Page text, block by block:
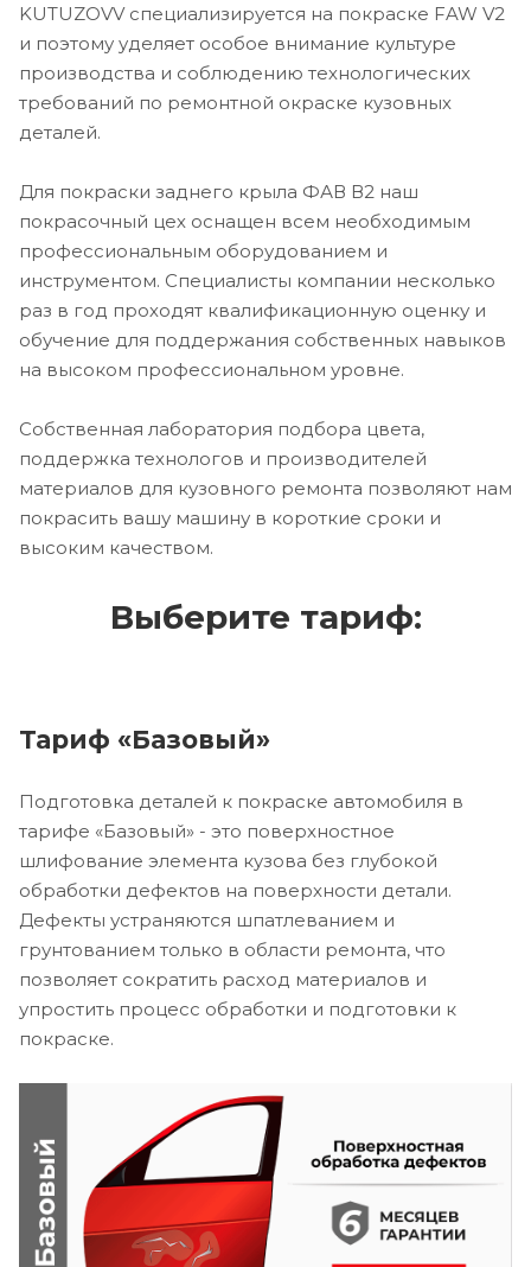
KUTUZOVV специализируется на покраске FAW V2
и поэтому уделяет особое внимание культуре
производства и соблюдению технологических
требований по ремонтной окраске кузовных
деталей.
Для покраски заднего крыла ФАВ В2 наш
покрасочный цех оснащен всем необходимым
профессиональным оборудованием и
инструментом. Специалисты компании несколько
раз в год проходят квалификационную оценку и
обучение для поддержания собственных навыков
на высоком профессиональном уровне.
Собственная лаборатория подбора цвета,
поддержка технологов и производителей
материалов для кузовного ремонта позволяют нам
покрасить вашу машину в короткие сроки и
высоким качеством.
Выберите тариф:
Тариф «Базовый»
Подготовка деталей к покраске автомобиля в
тарифе «Базовый» - это поверхностное
шлифование элемента кузова без глубокой
обработки дефектов на поверхности детали.
Дефекты устраняются шпатлеванием и
грунтованием только в области ремонта, что
позволяет сократить расход материалов и
упростить процесс обработки и подготовки к
покраске.